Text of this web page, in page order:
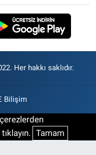
Her hakkı saklıdır.
Bilişim
Tamam